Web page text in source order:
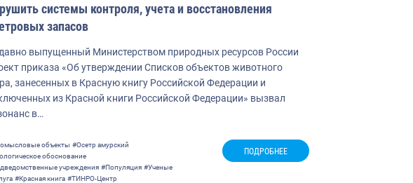
системы контроля, учета и восстановления
запасов
выпущенный Министерством природных ресурсов России
приказа «Об утверждении Списков объектов животного
занесенных в Красную книгу Российской Федерации и
из Красной книги Российской Федерации» вызвал
в…
объекты #Осетр амурский
обоснование
учреждения #Популяция #Ученые
#Красная книга #ТИНРО-Центр
ПОДРОБНЕЕ